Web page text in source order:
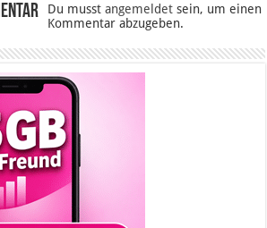
Du musstangemeldet sein, um einen
Kommentar abzugeben.